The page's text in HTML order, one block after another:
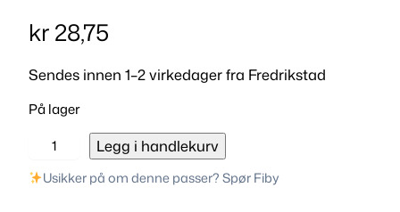
kr28,75
Sendes innen 1–2 virkedager fra Fredrikstad
På lager
3
Legg i handlekurv
Usikker på om denne passer? Spør Fiby